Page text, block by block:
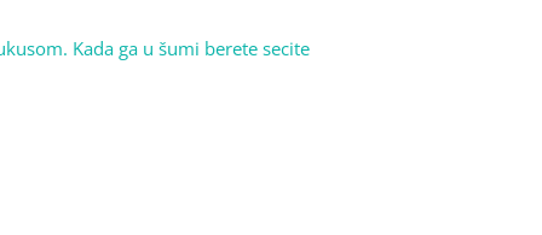
Kada ga u šumi berete secite